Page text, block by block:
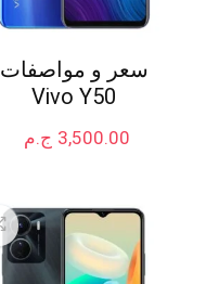
سعر و مواصفات
Vivo Y50
ج.م 3,500.00